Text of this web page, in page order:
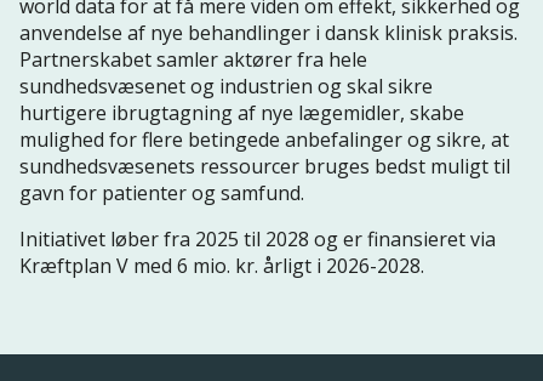
world data for at få mere viden om effekt, sikkerhed og
anvendelse af nye behandlinger i dansk klinisk praksis.
Partnerskabet samler aktører fra hele
sundhedsvæsenet og industrien og skal sikre
hurtigere ibrugtagning af nye lægemidler, skabe
mulighed for flere betingede anbefalinger og sikre, at
sundhedsvæsenets ressourcer bruges bedst muligt til
gavn for patienter og samfund.
Initiativet løber fra 2025 til 2028 og er finansieret via
Kræftplan V med 6 mio. kr. årligt i 2026-2028.